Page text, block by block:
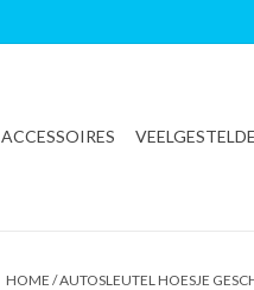
ACCESSOIRES
HOME /AUTOSLEUTEL HOESJE